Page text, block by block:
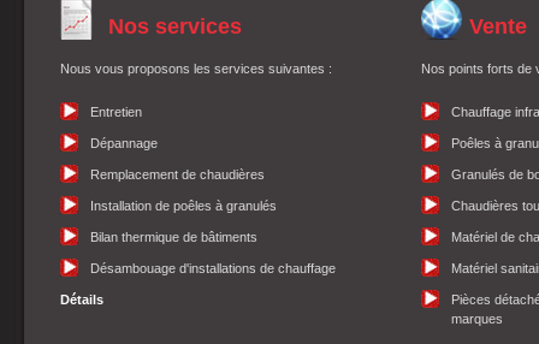
Nos services
Nous vous proposons les services suivantes :
Entretien
Dépannage
Remplacement de chaudières
Installation de poêles à granulés
Bilan thermique de bâtiments
Désambouage d'installations de chauffage
Détails
Vente
Nos points forts de
Chauffage
Poêles à
Granulés de
Chaudières
Matériel de
Matériel
Pièces
marques